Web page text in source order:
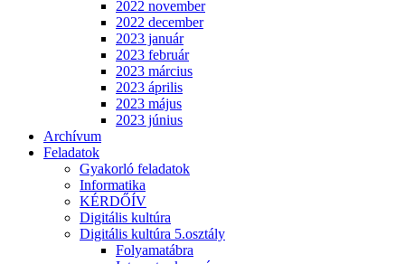
2022 november
2022 december
2023 január
2023 február
2023 március
2023 április
2023 május
2023 június
Archívum
Feladatok
Gyakorló feladatok
Informatika
KÉRDŐÍV
Digitális kultúra
Digitális kultúra 5.osztály
Folyamatábra